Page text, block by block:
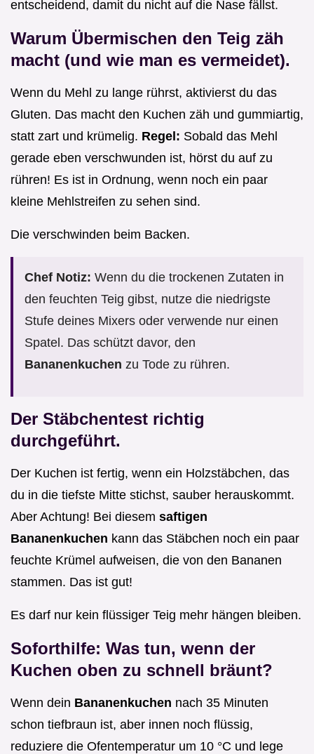
entscheidend, damit du nicht auf die Nase fällst.
Warum Übermischen den Teig zäh
macht (und wie man es vermeidet).
Wenn du Mehl zu lange rührst, aktivierst du das
Gluten. Das macht den Kuchen zäh und gummiartig,
statt zart und krümelig. Regel: Sobald das Mehl
gerade eben verschwunden ist, hörst du auf zu
rühren! Es ist in Ordnung, wenn noch ein paar
kleine Mehlstreifen zu sehen sind.
Die verschwinden beim Backen.
Chef Notiz: Wenn du die trockenen Zutaten in
den feuchten Teig gibst, nutze die niedrigste
Stufe deines Mixers oder verwende nur einen
Spatel. Das schützt davor, den
Bananenkuchen zu Tode zu rühren.
Der Stäbchentest richtig
durchgeführt.
Der Kuchen ist fertig, wenn ein Holzstäbchen, das
du in die tiefste Mitte stichst, sauber herauskommt.
Aber Achtung! Bei diesem saftigen
Bananenkuchen kann das Stäbchen noch ein paar
feuchte Krümel aufweisen, die von den Bananen
stammen. Das ist gut!
Es darf nur kein flüssiger Teig mehr hängen bleiben.
Soforthilfe: Was tun, wenn der
Kuchen oben zu schnell bräunt?
Wenn dein Bananenkuchen nach 35 Minuten
schon tiefbraun ist, aber innen noch flüssig,
reduziere die Ofentemperatur um 10 °C und lege